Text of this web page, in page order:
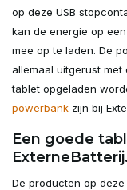
op deze USB
kan de energie op
mee op te laden. De
allemaal uitgerust met
tablet opgeladen
powerbank zijn bij
Een goede
De producten op